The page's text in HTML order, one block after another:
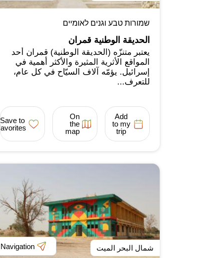
שמורות טבע וגנים לאומיים
الحديقة الوطنية قمران
يعتبر متنزّه (الحديقة الوطنية) قمران أحد
المواقع الأثرية المثيرة والأكثر أهمية في
إسرائيل. يؤمّه آلاف السيّاح في كل عام،
للتعرف...
Add
to my
trip
On
the
map
Save to
favorites
شمال البحر الميت Navigation